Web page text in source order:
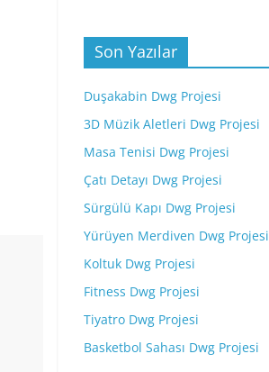
Son Yazılar
Duşakabin Dwg Projesi
3D Müzik Aletleri Dwg Projesi
Masa Tenisi Dwg Projesi
Çatı Detayı Dwg Projesi
Sürgülü Kapı Dwg Projesi
Yürüyen Merdiven Dwg Projesi
Koltuk Dwg Projesi
Fitness Dwg Projesi
Tiyatro Dwg Projesi
Basketbol Sahası Dwg Projesi